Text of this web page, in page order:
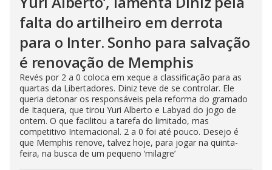
falta do artilheiro em derrota
para o Inter. Sonho para salvação
é renovação de Memphis
Revés por 2 a 0 coloca em xeque a classificação para as
quartas da Libertadores. Diniz teve de se controlar. Ele
queria detonar os responsáveis pela reforma do gramado
de Itaquera, que tirou Yuri Alberto e Labyad do jogo de
ontem. O que facilitou a tarefa do limitado, mas
competitivo Internacional. 2 a 0 foi até pouco. Desejo é
que Memphis renove, talvez hoje, para jogar na quinta-
feira, na busca de um pequeno ‘milagre’